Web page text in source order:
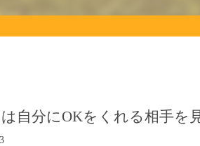
自分にOKをくれる相手を